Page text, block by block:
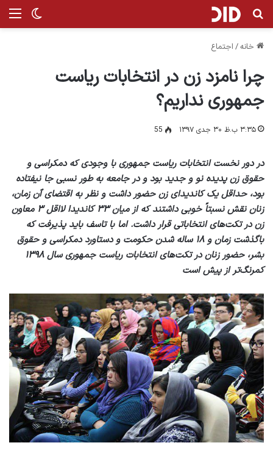
تغییر جستجو برای
خانه/ اجتماع
چرا نامزد زن در انتخابات ریاست‌
جمهوری نداریم؟
۳:۳۵ ب.ظ ۳۰ جدی ۱۳۹۷ 55
در دور نخست انتخابات ریاست جمهوری با وجودی که دمکراسی و
حقوق زن پدیده نو و جدید بود و در جامعه به طور نسبی جا نیفتاده
بود، حداقل یک کاندیدای زن حضور داشت و نظر به اقتضای ٱن زمان،
زنان نقش نسبتاً خوبی داشتند که از میان ۳۳ کاندیدا لااقل ۳ معاون
زن در تکت‌های انتخاباتی قرار داشت. اما با تاسف باید پذیرفت که
باگذشت زمان و ۱۸ ساله شدن حکومت و دستاورد دمکراسی و حقوق
بشر، حضور زنان در تکت‌های انتخابات ریاست جمهوری سال ۱۳۹۸
کمرنگ‌تر از پیش است